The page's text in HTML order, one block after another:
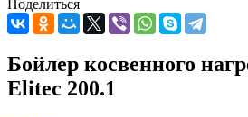
Поделиться
Бойлер косвенного
Elitec 200.1